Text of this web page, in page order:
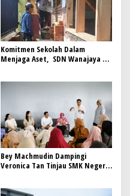
Komitmen Sekolah Dalam
Menjaga Aset, SDN Wanajaya 2
Bey Machmudin Dampingi
Veronica Tan Tinjau SMK Negeri